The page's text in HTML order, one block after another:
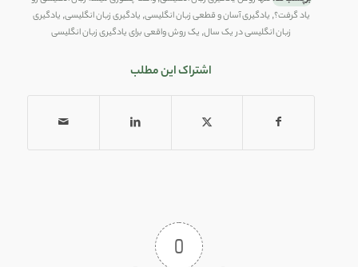
یاد گرفت؟, یادگیری آسان و قطعی زبان انگلیسی, یادگیری زبان انگلیسی, یادگیری
زبان انگلیسی در یک سال, یک روش واقعی برای یادگیری زبان انگلیسی
اشتراک این مطلب
0